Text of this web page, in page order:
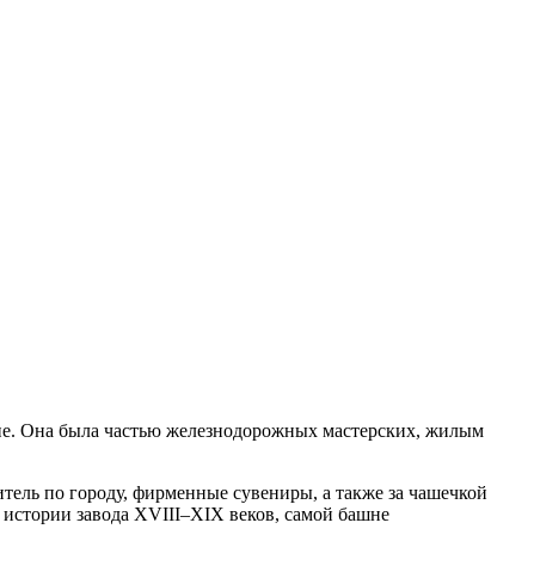
Она была частью железнодорожных мастерских, жилым
по городу, фирменные сувениры, а также за чашечкой
истории завода XVIII–XIX веков, самой башне